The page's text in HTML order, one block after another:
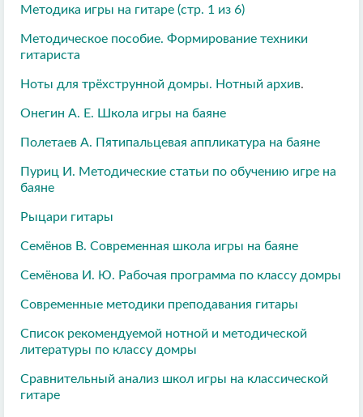
Методика игры на гитаре (стр. 1 из 6)
Методическое пособие. Формирование техники
гитариста
Ноты для трёхструнной домры. Нотный архив.
Онегин А. Е. Школа игры на баяне
Полетаев А. Пятипальцевая аппликатура на баяне
Пуриц И. Методические статьи по обучению игре на
баяне
Рыцари гитары
Семёнов В. Современная школа игры на баяне
Семёнова И. Ю. Рабочая программа по классу домры
Современные методики преподавания гитары
Список рекомендуемой нотной и методической
литературы по классу домры
Сравнительный анализ школ игры на классической
гитаре